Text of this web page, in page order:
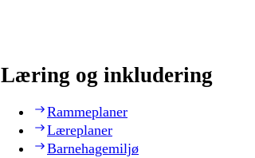
Læring og inkludering
Rammeplaner
Læreplaner
Barnehagemiljø